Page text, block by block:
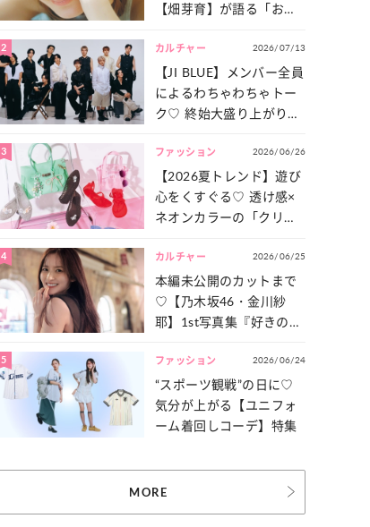
【畑芽育】が語る「お仕
は？
2 カルチャー 2026/07/13
【JI BLUE】メンバー全員
によるわちゃわちゃトー
ク♡ 終始大盛り上がりだ
一気見せ！
3 ファッション 2026/06/26
【2026夏トレンド】遊び
心をくすぐる♡ 透け感×
ネオンカラーの「クリア
4 カルチャー 2026/06/25
本編未公開のカットまで
♡【乃木坂46・金川紗
耶】1st写真集『好きのグ
たっぷりとお届け！
5 ファッション 2026/06/24
“スポーツ観戦”の日に♡
気分が上がる【ユニフォ
ーム着回しコーデ】特集
MORE